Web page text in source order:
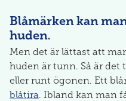
Blåmärken kan
huden.
Men det är lättast att
huden är tunn. Så är det
eller runt ögonen. Ett
blåtira. Ibland kan man